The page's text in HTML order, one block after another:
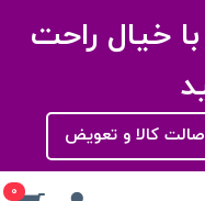
خیال راحت
کالا و تعویض
0